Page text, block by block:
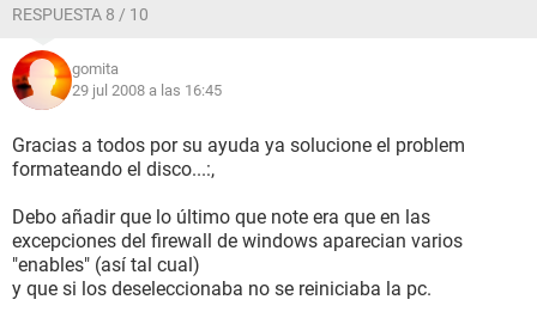
RESPUESTA 8 / 10
gomita
29 jul 2008 a las 16:45
Gracias a todos por su ayuda ya solucione el problem
formateando el disco...:,
Debo añadir que lo último que note era que en las
excepciones del firewall de windows aparecian varios
"enables" (así tal cual)
y que si los deseleccionaba no se reiniciaba la pc.